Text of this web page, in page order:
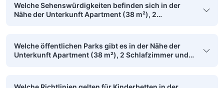
Welche Sehenswürdigkeiten befinden sich in der
Nähe der Unterkunft Apartment (38 m²), 2
Welche öffentlichen Parks gibt es in der Nähe der
Unterkunft Apartment (38 m²), 2 Schlafzimmer und 1